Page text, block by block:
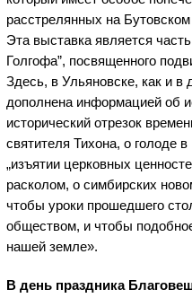
расстрелянных на
Эта выставка является
Голгофа”, посвященного
Здесь, в Ульяновске, как и в
дополнена информацией об
исторический отрезок
святителя Тихона, о голоде
„изъятии церковных
расколом, о симбирских
чтобы уроки прошедшего
обществом, и чтобы
нашей земле».
В день праздника